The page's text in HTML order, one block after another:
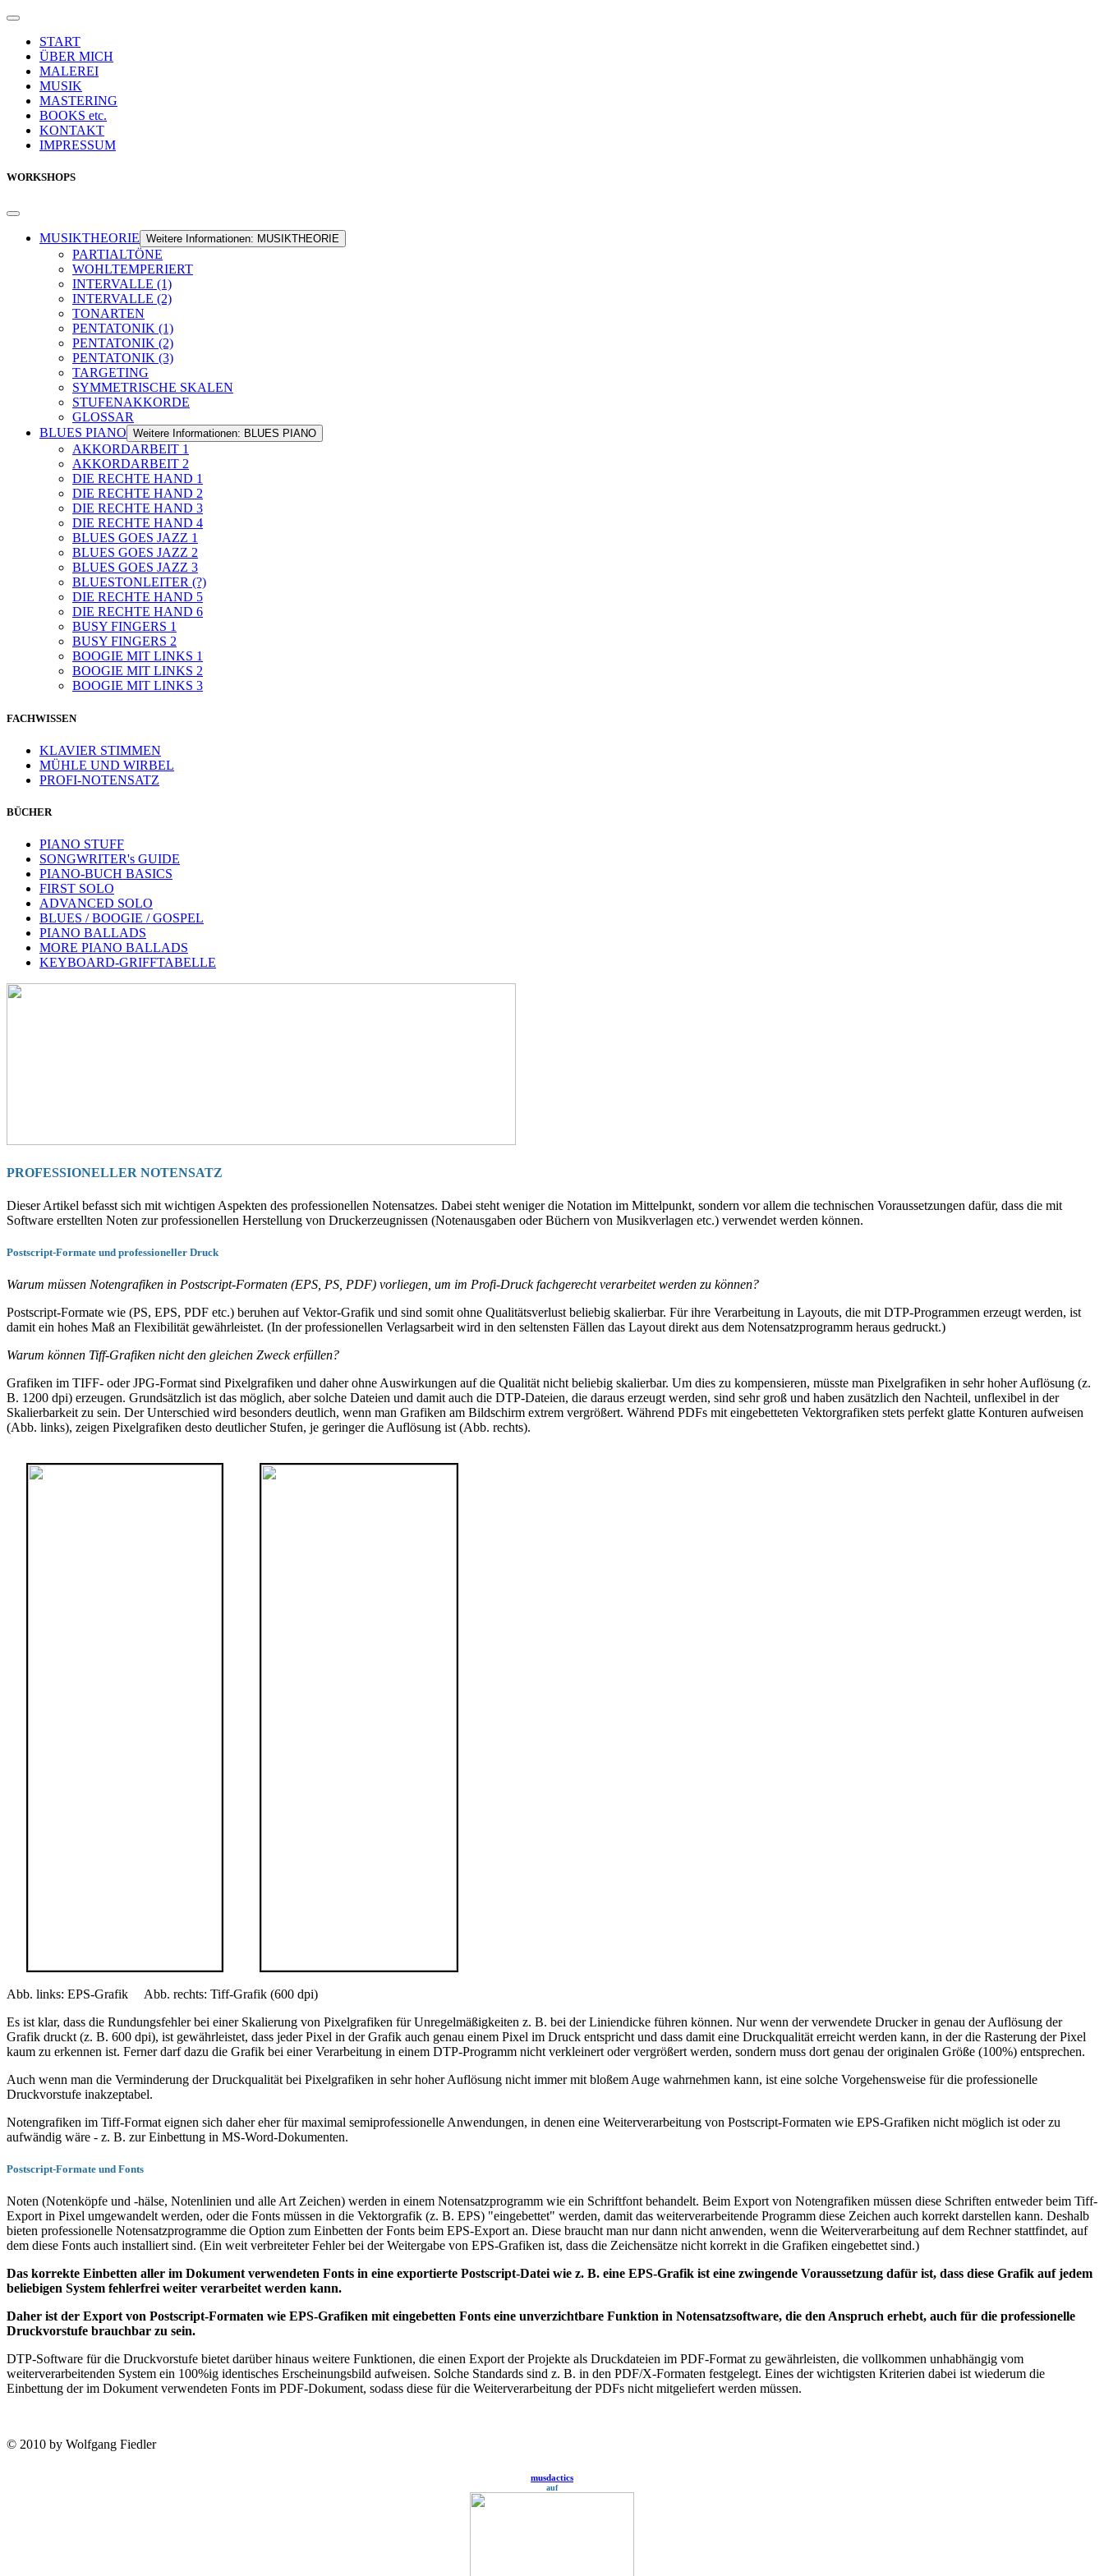
START
ÜBER MICH
MALEREI
MUSIK
MASTERING
BOOKS etc.
KONTAKT
IMPRESSUM
WORKSHOPS
MUSIKTHEORIE Weitere Informationen: MUSIKTHEORIE
PARTIALTÖNE
WOHLTEMPERIERT
INTERVALLE (1)
INTERVALLE (2)
TONARTEN
PENTATONIK (1)
PENTATONIK (2)
PENTATONIK (3)
TARGETING
SYMMETRISCHE SKALEN
STUFENAKKORDE
GLOSSAR
BLUES PIANO Weitere Informationen: BLUES PIANO
AKKORDARBEIT 1
AKKORDARBEIT 2
DIE RECHTE HAND 1
DIE RECHTE HAND 2
DIE RECHTE HAND 3
DIE RECHTE HAND 4
BLUES GOES JAZZ 1
BLUES GOES JAZZ 2
BLUES GOES JAZZ 3
BLUESTONLEITER (?)
DIE RECHTE HAND 5
DIE RECHTE HAND 6
BUSY FINGERS 1
BUSY FINGERS 2
BOOGIE MIT LINKS 1
BOOGIE MIT LINKS 2
BOOGIE MIT LINKS 3
FACHWISSEN
KLAVIER STIMMEN
MÜHLE UND WIRBEL
PROFI-NOTENSATZ
BÜCHER
PIANO STUFF
SONGWRITER's GUIDE
PIANO-BUCH BASICS
FIRST SOLO
ADVANCED SOLO
BLUES / BOOGIE / GOSPEL
PIANO BALLADS
MORE PIANO BALLADS
KEYBOARD-GRIFFTABELLE
PROFESSIONELLER NOTENSATZ
Dieser Artikel befasst sich mit wichtigen Aspekten des professionellen Notensatzes. Dabei steht weniger die Notation im Mittelpunkt, sondern vor allem die technischen Voraussetzungen dafür, dass die mit
Software erstellten Noten zur professionellen Herstellung von Druckerzeugnissen (Notenausgaben oder Büchern von Musikverlagen etc.) verwendet werden können.
Postscript-Formate und professioneller Druck
Warum müssen Notengrafiken in Postscript-Formaten (EPS, PS, PDF) vorliegen, um im Profi-Druck fachgerecht verarbeitet werden zu können?
Postscript-Formate wie (PS, EPS, PDF etc.) beruhen auf Vektor-Grafik und sind somit ohne Qualitätsverlust beliebig skalierbar. Für ihre Verarbeitung in Layouts, die mit DTP-Programmen erzeugt werden, ist
damit ein hohes Maß an Flexibilität gewährleistet. (In der professionellen Verlagsarbeit wird in den seltensten Fällen das Layout direkt aus dem Notensatzprogramm heraus gedruckt.)
Warum können Tiff-Grafiken nicht den gleichen Zweck erfüllen?
Grafiken im TIFF- oder JPG-Format sind Pixelgrafiken und daher ohne Auswirkungen auf die Qualität nicht beliebig skalierbar. Um dies zu kompensieren, müsste man Pixelgrafiken in sehr hoher Auflösung (z.
B. 1200 dpi) erzeugen. Grundsätzlich ist das möglich, aber solche Dateien und damit auch die DTP-Dateien, die daraus erzeugt werden, sind sehr groß und haben zusätzlich den Nachteil, unflexibel in der
Skalierbarkeit zu sein. Der Unterschied wird besonders deutlich, wenn man Grafiken am Bildschirm extrem vergrößert. Während PDFs mit eingebetteten Vektorgrafiken stets perfekt glatte Konturen aufweisen
(Abb. links), zeigen Pixelgrafiken desto deutlicher Stufen, je geringer die Auflösung ist (Abb. rechts).
Abb. links: EPS-Grafik Abb. rechts: Tiff-Grafik (600 dpi)
Es ist klar, dass die Rundungsfehler bei einer Skalierung von Pixelgrafiken für Unregelmäßigkeiten z. B. bei der Liniendicke führen können. Nur wenn der verwendete Drucker in genau der Auflösung der
Grafik druckt (z. B. 600 dpi), ist gewährleistet, dass jeder Pixel in der Grafik auch genau einem Pixel im Druck entspricht und dass damit eine Druckqualität erreicht werden kann, in der die Rasterung der Pixel
kaum zu erkennen ist. Ferner darf dazu die Grafik bei einer Verarbeitung in einem DTP-Programm nicht verkleinert oder vergrößert werden, sondern muss dort genau der originalen Größe (100%) entsprechen.
Auch wenn man die Verminderung der Druckqualität bei Pixelgrafiken in sehr hoher Auflösung nicht immer mit bloßem Auge wahrnehmen kann, ist eine solche Vorgehensweise für die professionelle
Druckvorstufe inakzeptabel.
Notengrafiken im Tiff-Format eignen sich daher eher für maximal semiprofessionelle Anwendungen, in denen eine Weiterverarbeitung von Postscript-Formaten wie EPS-Grafiken nicht möglich ist oder zu
aufwändig wäre - z. B. zur Einbettung in MS-Word-Dokumenten.
Postscript-Formate und Fonts
Noten (Notenköpfe und -hälse, Notenlinien und alle Art Zeichen) werden in einem Notensatzprogramm wie ein Schriftfont behandelt. Beim Export von Notengrafiken müssen diese Schriften entweder beim Tiff-
Export in Pixel umgewandelt werden, oder die Fonts müssen in die Vektorgrafik (z. B. EPS) "eingebettet" werden, damit das weiterverarbeitende Programm diese Zeichen auch korrekt darstellen kann. Deshalb
bieten professionelle Notensatzprogramme die Option zum Einbetten der Fonts beim EPS-Export an. Diese braucht man nur dann nicht anwenden, wenn die Weiterverarbeitung auf dem Rechner stattfindet, auf
dem diese Fonts auch installiert sind. (Ein weit verbreiteter Fehler bei der Weitergabe von EPS-Grafiken ist, dass die Zeichensätze nicht korrekt in die Grafiken eingebettet sind.)
Das korrekte Einbetten aller im Dokument verwendeten Fonts in eine exportierte Postscript-Datei wie z. B. eine EPS-Grafik ist eine zwingende Voraussetzung dafür ist, dass diese Grafik auf jedem
beliebigen System fehlerfrei weiter verarbeitet werden kann.
Daher ist der Export von Postscript-Formaten wie EPS-Grafiken mit eingebetten Fonts eine unverzichtbare Funktion in Notensatzsoftware, die den Anspruch erhebt, auch für die professionelle
Druckvorstufe brauchbar zu sein.
DTP-Software für die Druckvorstufe bietet darüber hinaus weitere Funktionen, die einen Export der Projekte als Druckdateien im PDF-Format zu gewährleisten, die vollkommen unhabhängig vom
weiterverarbeitenden System ein 100%ig identisches Erscheinungsbild aufweisen. Solche Standards sind z. B. in den PDF/X-Formaten festgelegt. Eines der wichtigsten Kriterien dabei ist wiederum die
Einbettung der im Dokument verwendeten Fonts im PDF-Dokument, sodass diese für die Weiterverarbeitung der PDFs nicht mitgeliefert werden müssen.
© 2010 by Wolfgang Fiedler
musdactics
auf